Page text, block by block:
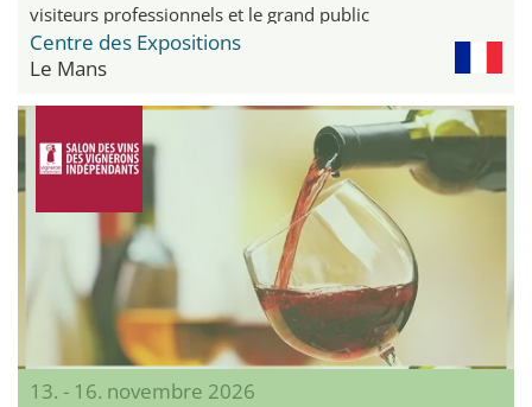
visiteurs professionnels et le grand public
Centre des Expositions
Le Mans
13. - 16. novembre 2026